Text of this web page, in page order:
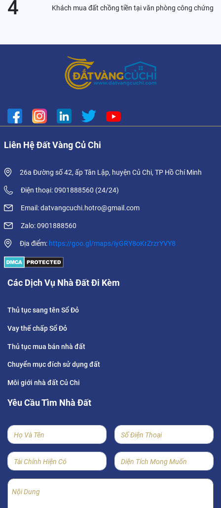
4 Khách mua đất chồng tiền tại văn phòng công chứng
Liên Hệ Đất Vàng Củ Chi
26a Đường số 42, ấp Tân Lập, huyện Củ Chi, TP Hồ Chí Minh
Điện thoại: 0901888560 (24/24)
Email: datvangcuchi.hotro@gmail.com
Zalo: 0901888560
Địa điểm: https://goo.gl/maps/iyGRY8oKrZrzrYVY8
Các Dịch Vụ Nhà Đất Đi Kèm
Thủ tục sang tên Sổ Đỏ
Vay thế chấp Sổ Đỏ
Thủ tục mua bán nhà đất
Chuyển mục đích sử dụng đất
Môi giới nhà đất Củ Chi
Yêu Cầu Tìm Nhà Đất